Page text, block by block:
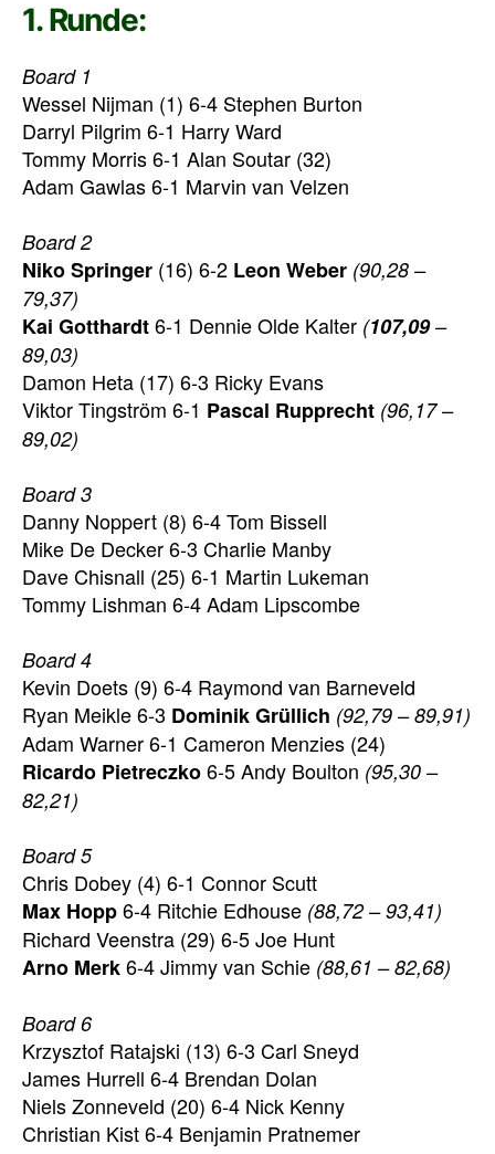
1. Runde:
Board 1
Wessel Nijman (1) 6-4 Stephen Burton
Darryl Pilgrim 6-1 Harry Ward
Tommy Morris 6-1 Alan Soutar (32)
Adam Gawlas 6-1 Marvin van Velzen
Board 2
Niko Springer (16) 6-2 Leon Weber (90,28 –
79,37)
Kai Gotthardt6-1 Dennie Olde Kalter (107,09–
89,03)
Damon Heta (17) 6-3 Ricky Evans
Viktor Tingström 6-1 Pascal Rupprecht (96,17 –
89,02)
Board 3
Danny Noppert (8) 6-4 Tom Bissell
Mike De Decker 6-3 Charlie Manby
Dave Chisnall (25) 6-1 Martin Lukeman
Tommy Lishman 6-4 Adam Lipscombe
Board 4
Kevin Doets (9) 6-4 Raymond van Barneveld
Ryan Meikle 6-3 Dominik Grüllich (92,79 – 89,91)
Adam Warner 6-1 Cameron Menzies (24)
Ricardo Pietreczko6-5 Andy Boulton (95,30 –
82,21)
Board 5
Chris Dobey (4) 6-1 Connor Scutt
Max Hopp6-4 Ritchie Edhouse (88,72 – 93,41)
Richard Veenstra (29) 6-5 Joe Hunt
Arno Merk6-4 Jimmy van Schie (88,61 – 82,68)
Board 6
Krzysztof Ratajski (13) 6-3 Carl Sneyd
James Hurrell 6-4 Brendan Dolan
Niels Zonneveld (20) 6-4 Nick Kenny
Christian Kist 6-4 Benjamin Pratnemer